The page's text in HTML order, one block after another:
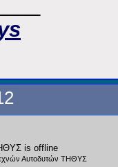
Αυτοδυτών ΤΗΘΥΣ